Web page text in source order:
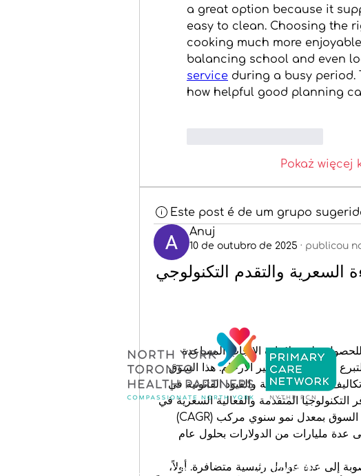
a great option because it
easy to clean. Choosing the
cooking much more
balancing school and even
service during a busy period.
how helpful good planning
Pokaż więcej
Este post é de um grupo
Anuj
10 de outubro de 2025 · publicou
سياحة الخصوبة هي ظاهرة السفر الدولي للحصول على علاجات الإنجاب المساعدة
(ART) مثل التخصيب في المختبر (IVF)، والتبرع بالبويضات، وتأجير الأرحام. هذا السوق
ينمو بقوة مدفوعاً بارتفاع معدلات العقم، وتكاليف العلاج المرتفعة والقيود القانونية في
الأوطان الأصلية للمرضى، بالإضافة إلى توفر التكنولوجيا المتقدمة والفعالية السعرية في
Política de
Contate-Nos